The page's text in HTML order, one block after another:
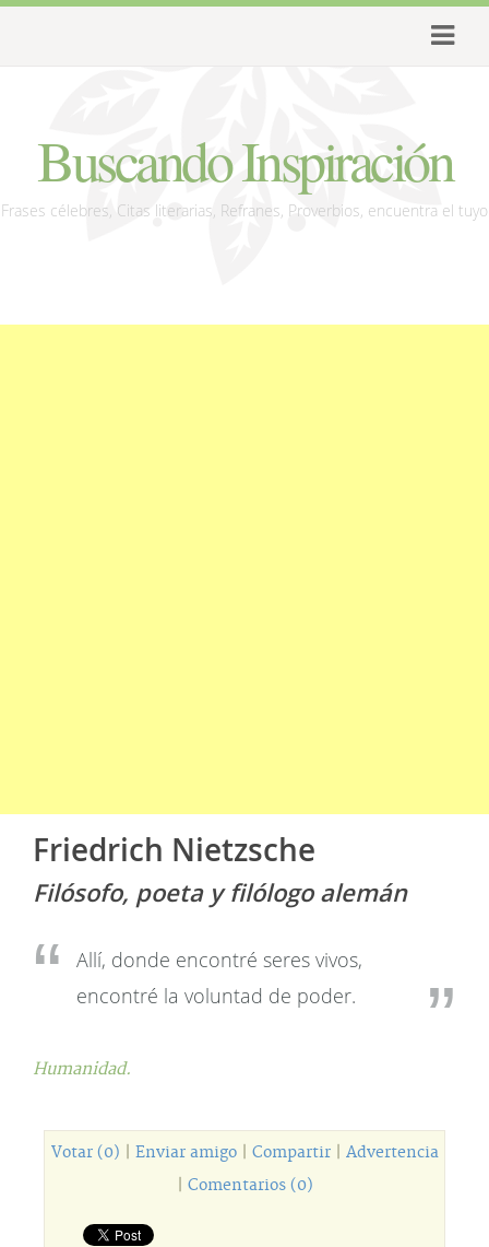
Buscando Inspiración
Frases célebres, Citas literarias, Refranes, Proverbios, encuentra el tuyo
Friedrich Nietzsche
Filósofo, poeta y filólogo alemán
Allí, donde encontré seres vivos,
encontré la voluntad de poder.
Humanidad.
Votar (0) Enviar amigo| Compartir| Advertencia
Comentarios (0)